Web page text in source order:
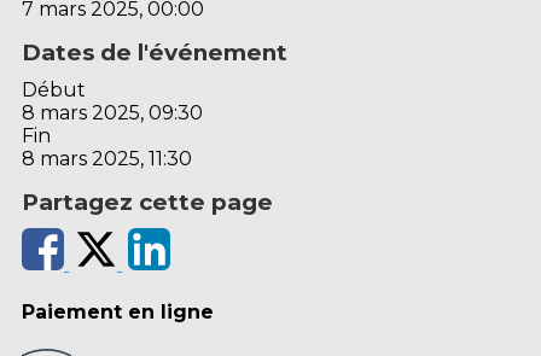
7 mars 2025, 00:00
Dates de l'événement
Début
8 mars 2025, 09:30
Fin
8 mars 2025, 11:30
Partagez cette page
Paiement en ligne